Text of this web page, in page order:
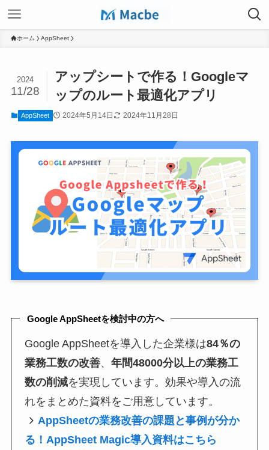
ホーム AppSheet
アップシートで作る！Googleマ
ップのルート最適化アプリ
2024
11/28
AppSheet 2024年5月14日 2024年11月28日
Google AppSheetを検討中の方へ
Google AppSheetを導入した企業様は84％の
業務工数の改善、年間48000分以上の業務工
数の削減を実現しています。効果や導入の流
れをまとめた資料をご用意しています。
AppSheetの業務改善の課題と事例が分か
る！AppSheet Magic導入資料はこちら